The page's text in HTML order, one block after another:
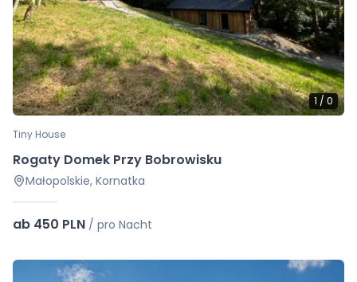
1 / 0
Tiny House
Rogaty Domek Przy Bobrowisku
Małopolskie, Kornatka
ab 450 PLN / pro Nacht